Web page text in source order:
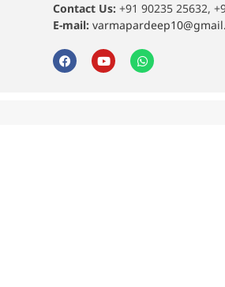
Contact Us: +91 90235 25632,
E-mail: